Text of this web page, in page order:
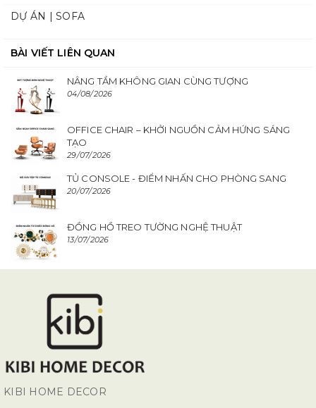
DỰ ÁN | SOFA
BÀI VIẾT LIÊN QUAN
NÂNG TẦM KHÔNG GIAN CÙNG TƯỢNG
04/08/2026
OFFICE CHAIR – KHỞI NGUỒN CẢM HỨNG SÁNG
TẠO
29/07/2026
TỦ CONSOLE - ĐIỂM NHẤN CHO PHÒNG SANG
20/07/2026
ĐỒNG HỒ TREO TƯỜNG NGHỆ THUẬT
13/07/2026
KIBI HOME DECOR